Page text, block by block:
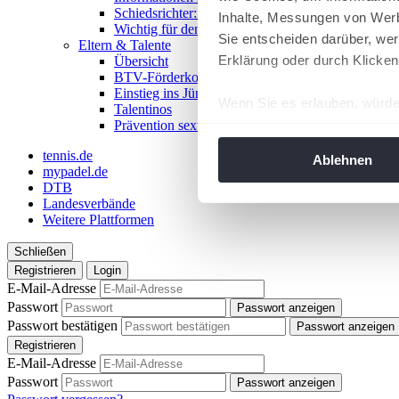
Inhalte, Messungen von
Sie entscheiden darüber,
Erklärung oder durch
Wenn Sie es erlauben,
Website an unsere Partner
möglicherweise mit weiteren
der Dienste gesammelt
Ablehnen
Schiedsrichter:in werden!
Wichtig für den Spieltag
Eltern & Talente
Übersicht
BTV-Förderkonzept
Einstieg ins Jüngstentennis
Talentinos
Prävention sexualisierter Gewalt
tennis.de
mypadel.de
DTB
Landesverbände
Weitere Plattformen
Schließen
Registrieren
Login
E-Mail-Adresse
Passwort
Passwort anzeigen
Passwort bestätigen
Passwort anzeigen
Registrieren
E-Mail-Adresse
Passwort
Passwort anzeigen